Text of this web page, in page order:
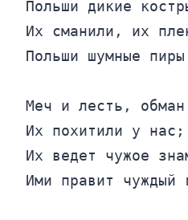
Польши дикие
Их сманили, их
Польши шумные
Меч и лесть,
Их похитили у нас;
Их ведет чужое
Ими правит чуждый